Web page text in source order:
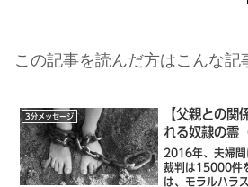
この記事を読んだ方はこんな記
3分メッセージ
【父親との
れる奴隷の霊
2016年、夫婦間
裁判は15000件
は、モラルハラ